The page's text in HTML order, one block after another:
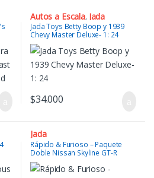
Autos a Escala, Jada
Jada Toys Betty Boop y 1939
Chevy Master Deluxe- 1: 24
$34.000
Jada
Rápido & Furioso – Paquete
Doble Nissan Skyline GT-R
Hardtop